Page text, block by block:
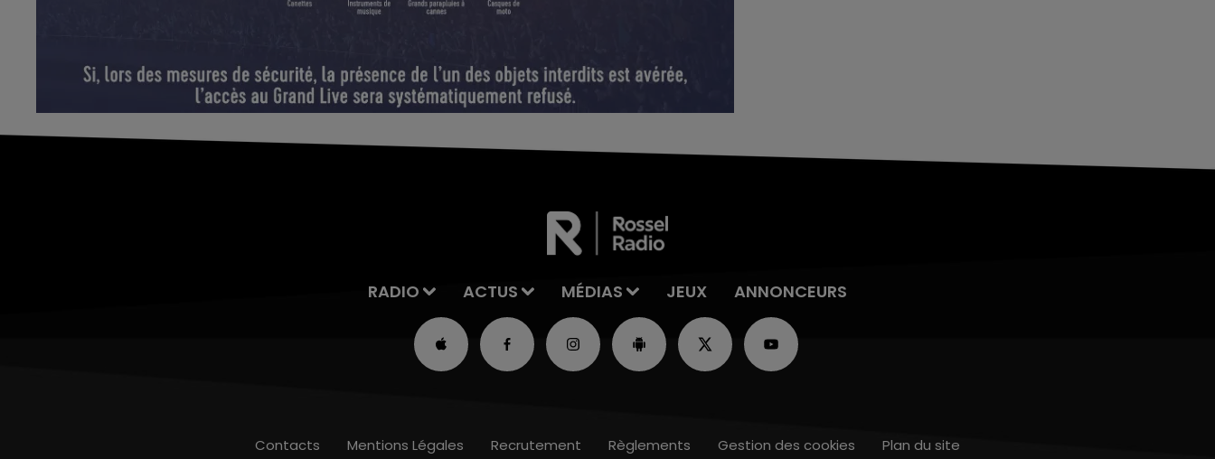
RADIO ACTUS MÉDIAS JEUX ANNONCEURS
Contacts Mentions Légales Recrutement Règlements Gestion des cookies Plan du site